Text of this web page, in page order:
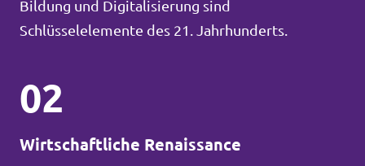
Bildung und Digitalisierung sind
Schlüsselelemente des 21. Jahrhunderts.
02
Wirtschaftliche Renaissance